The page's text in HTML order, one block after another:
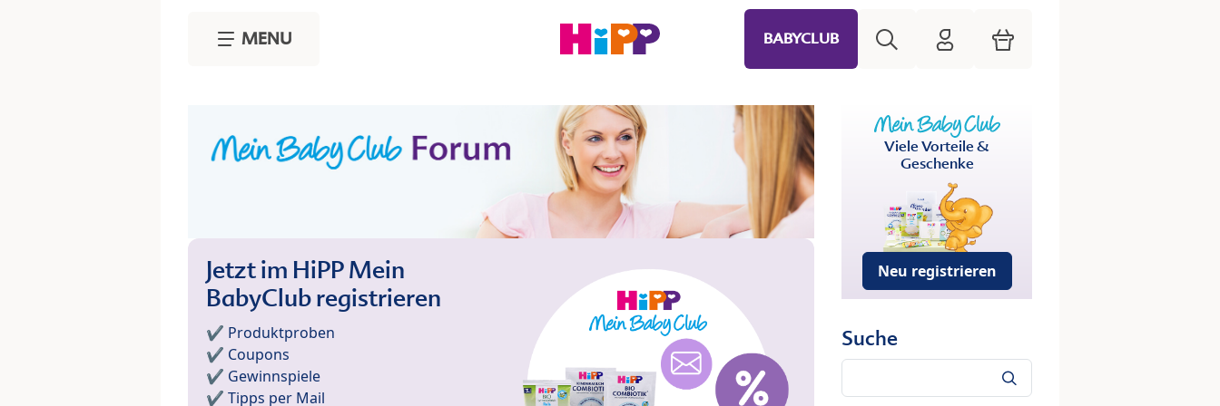
MENU BABYCLUB HiPP Mein Babyclub
Warenkorb
Jetzt im HiPP Mein
BabyClub registrieren
✔️ Produktproben
✔️ Coupons
✔️ Gewinnspiele
✔️ Tipps per Mail
Viele Vorteile &
Geschenke
Neu registrieren
Suche